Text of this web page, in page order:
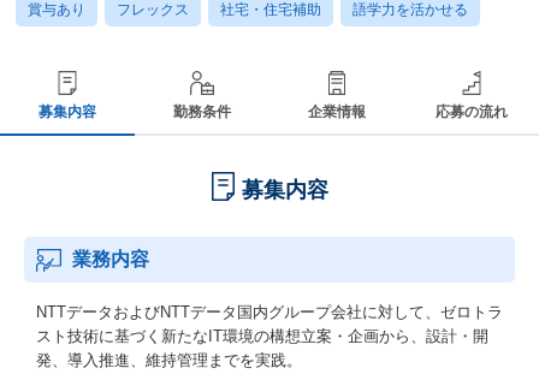
賞与あり フレックス 社宅・住宅補助 語学力を活かせる
募集内容 勤務条件 企業情報 応募の流れ
募集内容
業務内容
NTTデータおよびNTTデータ国内グループ会社に対して、ゼロトラ
スト技術に基づく新たなIT環境の構想立案・企画から、設計・開
発、導入推進、維持管理までを実践。